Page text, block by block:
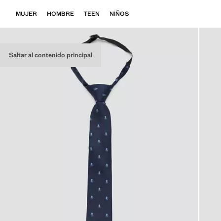
Saltar al contenido principal
MUJER HOMBRE TEEN NIÑOS